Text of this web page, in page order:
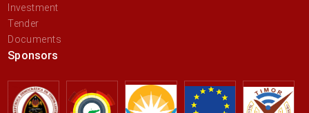
Investment
Tender
Documents
Sponsors